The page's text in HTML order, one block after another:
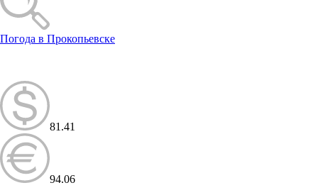
Погода в Прокопьевске
81.41
94.06